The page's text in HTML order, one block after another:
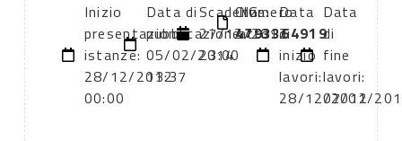
Inizio
presentazione
istanze:
28/12/2012
00:00
Data di
pubblicazione:
05/02/2014
13:37
Scadenza:
27/12/2012
23:00
Numero
atto:
CIG:
4793364919
Data
di
inizio
lavori:
28/12/2012
Data
di
fine
lavori:
07/01/